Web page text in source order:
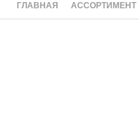
ГЛАВНАЯ АССОРТИМЕНТ